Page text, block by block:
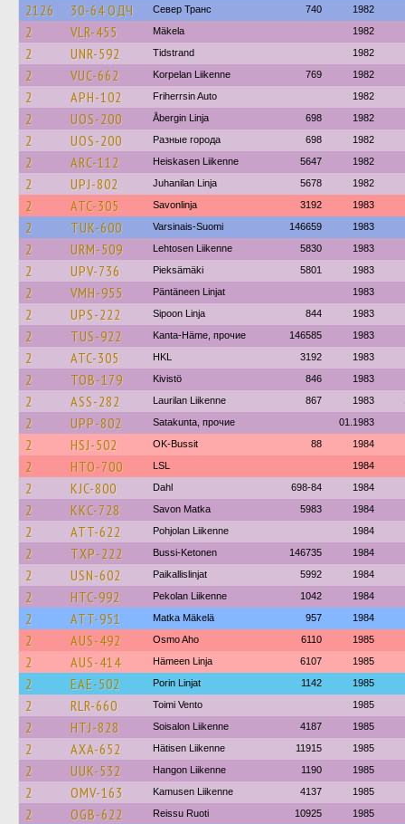
2126 30-64 ОДЧ Север Транс 740 1982
2 VLR-455 Mäkela 1982
2 UNR-592 Tidstrand 1982
2 VUC-662 Korpelan Liikenne 769 1982
2 APH-102 Friherrsin Auto 1982
2 UOS-200 Åbergin Linja 698 1982
2 UOS-200 Разные города 698 1982
2 ARC-112 Heiskasen Liikenne 5647 1982
2 UPJ-802 Juhanilan Linja 5678 1982
2 ATC-305 Savonlinja 3192 1983
2 TUK-600 Varsinais-Suomi 146659 1983
2 URM-509 Lehtosen Liikenne 5830 1983
2 UPV-736 Pieksämäki 5801 1983
2 VMH-955 Päntäneen Linjat 1983
2 UPS-222 Sipoon Linja 844 1983
2 TUS-922 Kanta-Häme, прочие 146585 1983
2 ATC-305 HKL 3192 1983
2 TOB-179 Kivistö 846 1983
2 ASS-282 Laurilan Liikenne 867 1983
2 UPP-802 Satakunta, прочие 01.1983
2 HSJ-502 OK-Bussit 88 1984
2 HTO-700 LSL 1984
2 KJC-800 Dahl 698-84 1984
2 KKC-728 Savon Matka 5983 1984
2 ATT-622 Pohjolan Liikenne 1984
2 TXP-222 Bussi-Ketonen 146735 1984
2 USN-602 Paikallislinjat 5992 1984
2 HTC-992 Pekolan Liikenne 1042 1984
2 ATT-951 Matka Mäkelä 957 1984
2 AUS-492 Osmo Aho 6110 1985
2 AUS-414 Hämeen Linja 6107 1985
2 EAE-502 Porin Linjat 1142 1985
2 RLR-660 Toimi Vento 1985
2 HTJ-828 Soisalon Liikenne 4187 1985
2 AXA-652 Hätisen Liikenne 11915 1985
2 UUK-532 Hangon Liikenne 1190 1985
2 OMV-163 Kamusen Liikenne 4137 1985
2 OGB-622 Reissu Ruoti 10925 1985